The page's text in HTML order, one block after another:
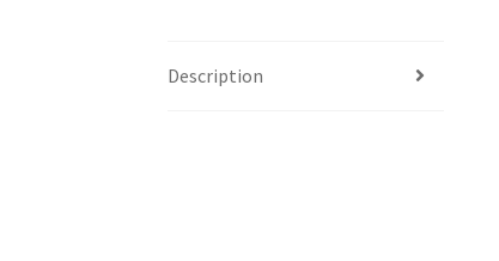
Description